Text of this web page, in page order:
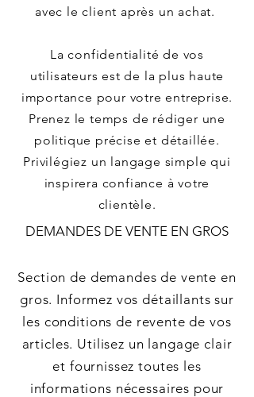
avec le client après un achat.
La confidentialité de vos
utilisateurs est de la plus haute
importance pour votre entreprise.
Prenez le temps de rédiger une
politique précise et détaillée.
Privilégiez un langage simple qui
inspirera confiance à votre
clientèle.​
DEMANDES DE VENTE EN GROS
Section de demandes de vente en
gros. Informez vos détaillants sur
les conditions de revente de vos
articles. Utilisez un langage clair
et fournissez toutes les
informations nécessaires pour